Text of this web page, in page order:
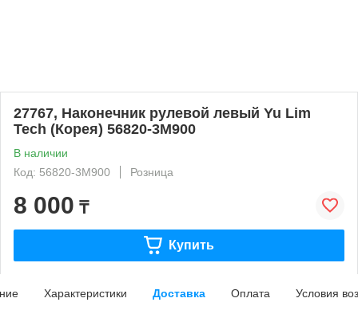
27767, Наконечник рулевой левый Yu Lim
Tech (Корея) 56820-3M900
В наличии
Код: 56820-3M900
Розница
8 000 ₸
Купить
Характеристики Доставка Оплата Условия